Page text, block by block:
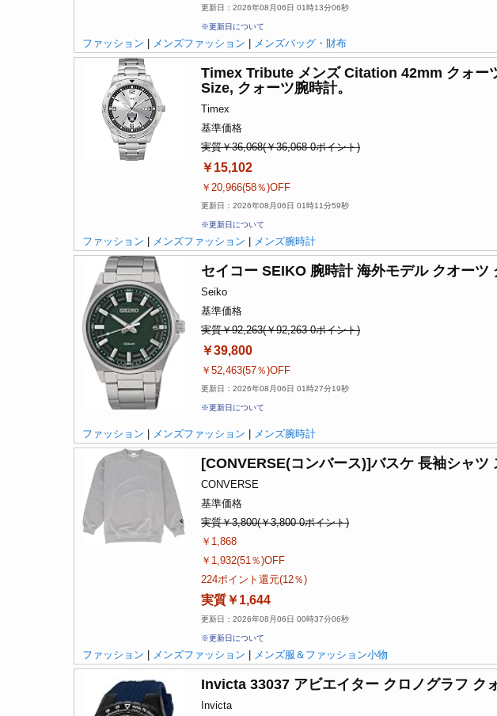
更新日：2026年08月06日 01時13分06秒
※更新日について
ファッション メンズファッション メンズバッグ・財布
Timex Tribute メンズ Citation 42mm クォー
Size, クォーツ腕時計。
Timex
基準価格
実質￥36,068(￥36,068-0ポイント)
￥15,102
￥20,966(58％)OFF
更新日：2026年08月06日 01時11分59秒
※更新日について
ファッション メンズファッション メンズ腕時計
セイコー SEIKO 腕時計 海外モデル クオー
Seiko
基準価格
実質￥92,263(￥92,263-0ポイント)
￥39,800
￥52,463(57％)OFF
更新日：2026年08月06日 01時27分19秒
※更新日について
ファッション メンズファッション メンズ腕時計
[CONVERSE(コンバース)]バスケ 長袖シャ
CONVERSE
基準価格
実質￥3,800(￥3,800-0ポイント)
￥1,868
￥1,932(51％)OFF
224ポイント還元(12％)
実質￥1,644
更新日：2026年08月06日 00時37分06秒
※更新日について
ファッション メンズファッション メンズ服＆ファッション小物
Invicta 33037 アビエイター クロノグラフ ク
Invicta